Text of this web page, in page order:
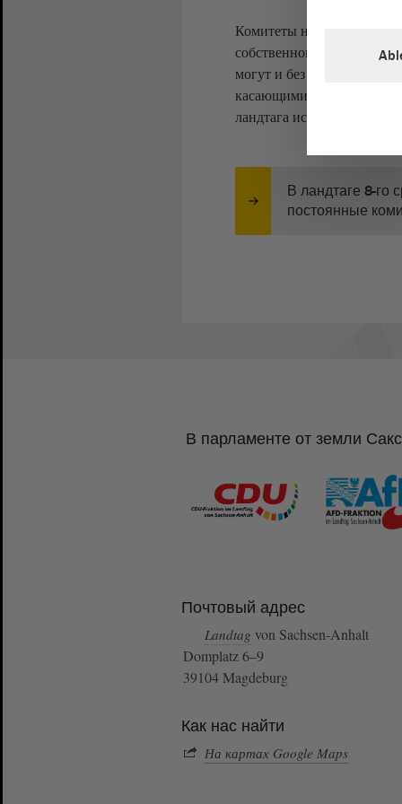
Комитеты не только
собственного права
могут и без особенного
касающимися их сферы
ландтага исходя из этих
В ландтаге 8-го
постоянные
В парламенте от земли
Почтовый адрес
Landtag von Sachsen-Anhalt
Domplatz 6–9
39104 Magdeburg
Как нас найти
На картах Google Maps